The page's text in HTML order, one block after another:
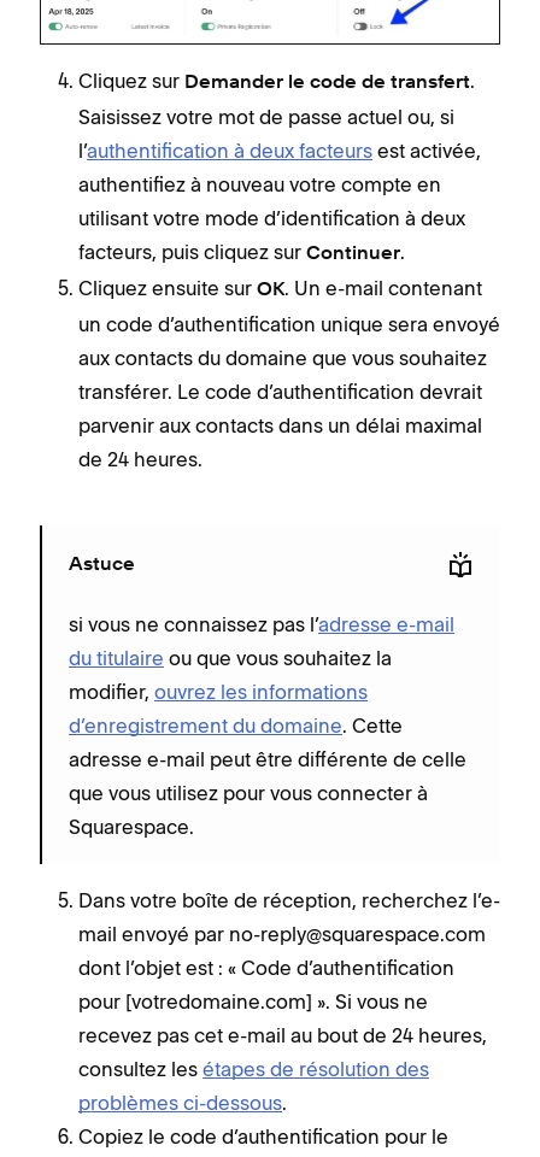
Cliquez sur Demander le code de transfert.
Saisissez votre mot de passe actuel ou, si
l’authentification à deux facteurs est activée,
authentifiez à nouveau votre compte en
utilisant votre mode d’identification à deux
facteurs, puis cliquez sur Continuer.
Cliquez ensuite sur OK. Un e-mail contenant
un code d’authentification unique sera envoyé
aux contacts du domaine que vous souhaitez
transférer. Le code d’authentification devrait
parvenir aux contacts dans un délai maximal
de 24 heures.
Astuce
si vous ne connaissez pas l’adresse e-mail
du titulaire ou que vous souhaitez la
modifier, ouvrez les informations
d’enregistrement du domaine. Cette
adresse e-mail peut être différente de celle
que vous utilisez pour vous connecter à
Squarespace.
Dans votre boîte de réception, recherchez l’e-
mail envoyé par no-reply@squarespace.com
dont l’objet est : « Code d’authentification
pour [votredomaine.com] ». Si vous ne
recevez pas cet e-mail au bout de 24 heures,
consultez les étapes de résolution des
problèmes ci-dessous.
Copiez le code d’authentification pour le